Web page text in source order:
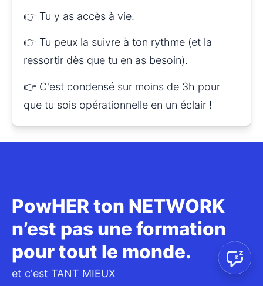
👉 Tu y as accès à vie.
👉 Tu peux la suivre à ton rythme (et la
ressortir dès que tu en as besoin).
👉 C'est condensé sur moins de 3h pour
que tu sois opérationnelle en un éclair !
PowHER ton NETWORK
n’est pas une formation
pour tout le monde.
et c'est TANT MIEUX